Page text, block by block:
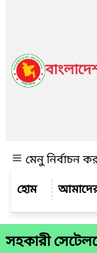
মেনু নির্বাচন
সহকারী